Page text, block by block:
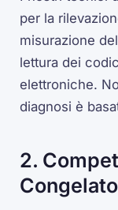
per la
misurazione
lettura dei
elettroniche.
diagnosi è
2.